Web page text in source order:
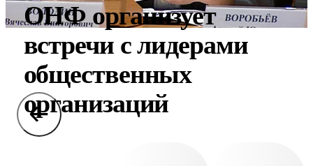
ОНФ организует
встречи с лидерами
общественных
организаций